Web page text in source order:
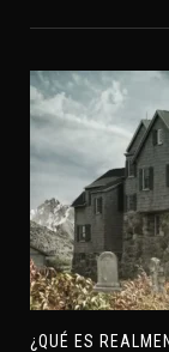
¿QUÉ ES